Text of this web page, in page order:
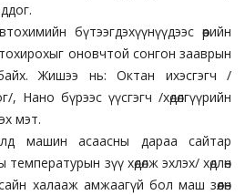
бүтээгдэхүүнүүдээс өөрийн
тохирохыг оновчтой сонгон зааврын
Жишээ нь: Октан ихэсгэгч /
, Нано бүрээс үүсгэгч /хөдөлгүүрийн
мэт.
машин асаасны дараа сайтар
зүү хөдөлж эхлэх/ хөдлөн
халааж амжаагүй бол маш зөөлөн